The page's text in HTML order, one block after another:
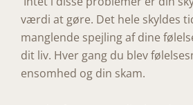
værdi at gøre. Det hele skyldes
manglende spejling af dine
dit liv. Hver gang du blev
ensomhed og din skam.